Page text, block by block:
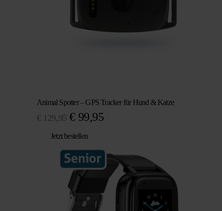
Animal Spotter – GPS Tracker für Hund & Katze
€ 129,95 Ursprünglicher
Preis
€ 129,95
€ 99,95Aktueller
€ 99,95.
Jetzt bestellen